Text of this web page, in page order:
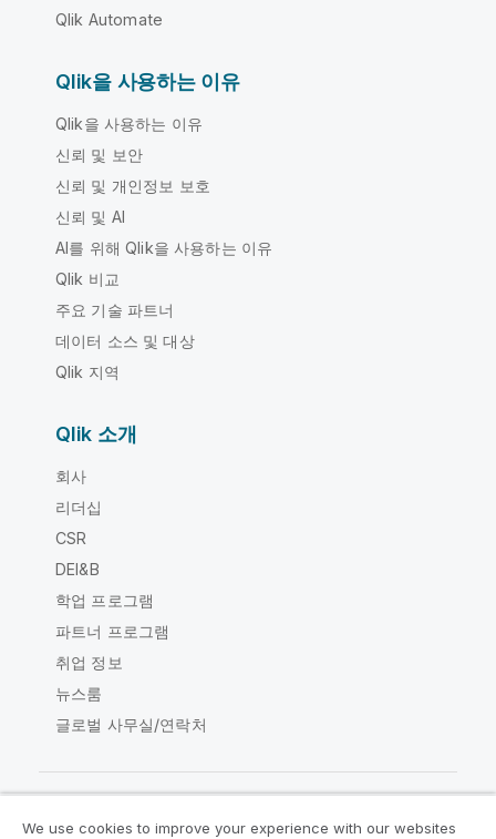
Qlik Automate
Qlik을 사용하는 이유
Qlik을 사용하는 이유
신뢰 및 보안
신뢰 및 개인정보 보호
신뢰 및 AI
AI를 위해 Qlik을 사용하는 이유
Qlik 비교
주요 기술 파트너
데이터 소스 및 대상
Qlik 지역
Qlik 소개
회사
리더십
CSR
DEI&B
학업 프로그램
파트너 프로그램
취업 정보
뉴스룸
글로벌 사무실/연락처
We use cookies to improve your experience with our websites